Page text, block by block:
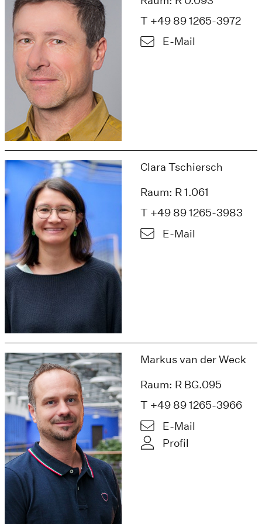
T +49 89 1265-3972
E-Mail
Clara Tschiersch
Raum: R 1.061
T +49 89 1265-3983
E-Mail
Markus van der Weck
Raum: R BG.095
T +49 89 1265-3966
E-Mail
Profil